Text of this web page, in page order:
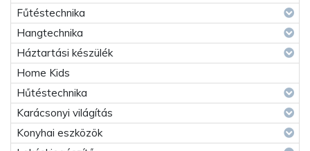
Fűtéstechnika
Hangtechnika
Háztartási készülék
Home Kids
Hűtéstechnika
Karácsonyi világítás
Konyhai eszközök